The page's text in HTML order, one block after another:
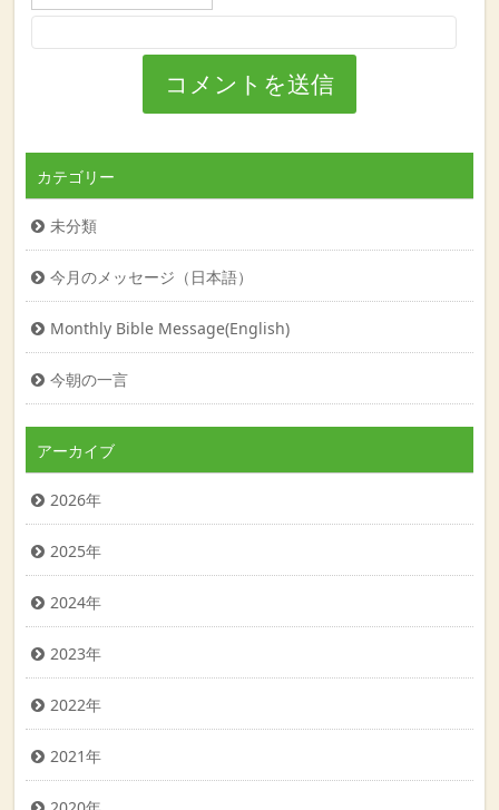
カテゴリー
未分類
今月のメッセージ（日本語）
Monthly Bible Message(English)
今朝の一言
アーカイブ
2026年
2025年
2024年
2023年
2022年
2021年